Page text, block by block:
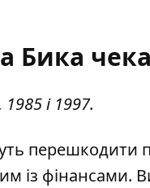
Бика
і 1997.
перешкодити
із фінансами.